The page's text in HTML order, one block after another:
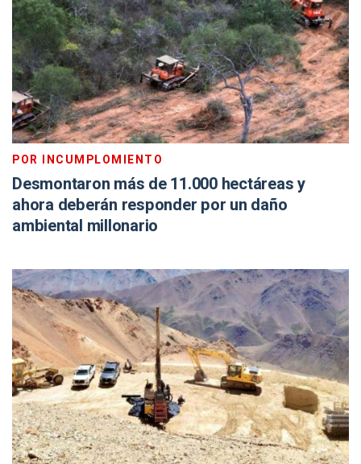
POR INCUMPLOMIENTO
Desmontaron más de 11.000 hectáreas y
ahora deberán responder por un daño
ambiental millonario